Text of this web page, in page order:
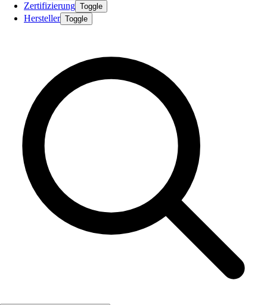
Zertifizierung Toggle
Hersteller Toggle